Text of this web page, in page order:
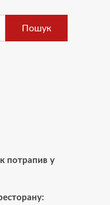
Пошук
потрапив у